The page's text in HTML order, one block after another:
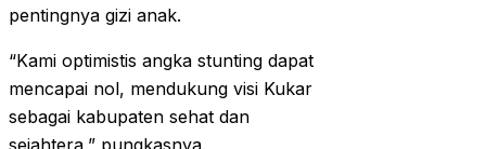
pentingnya gizi anak.
“Kami optimistis angka stunting dapat
mencapai nol, mendukung visi Kukar
sebagai kabupaten sehat dan